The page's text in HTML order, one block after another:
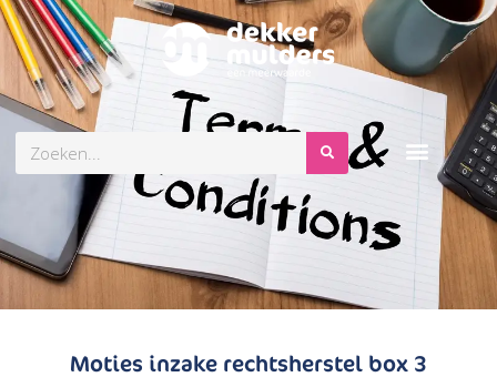
Zoeken
Moties inzake rechtsherstel box 3